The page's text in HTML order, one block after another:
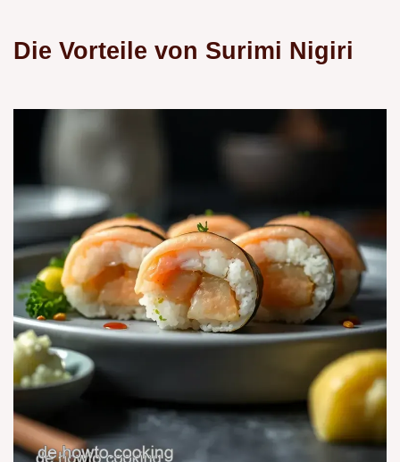
Die Vorteile von Surimi Nigiri